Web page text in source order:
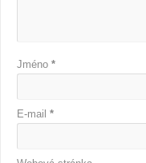
Jméno *
E-mail *